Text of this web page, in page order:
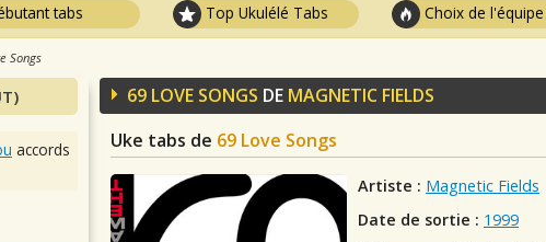
tabs Top Ukulélé Tabs Choix de l'équipe
Songs
69 LOVE SONGS DE MAGNETIC FIELDS
Uke tabs de 69 Love Songs
Artiste : Magnetic Fields
Date de sortie : 1999
accords